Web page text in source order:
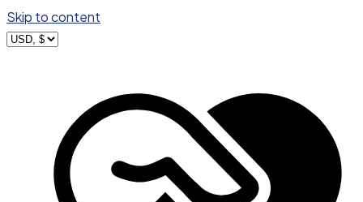
Skip to content